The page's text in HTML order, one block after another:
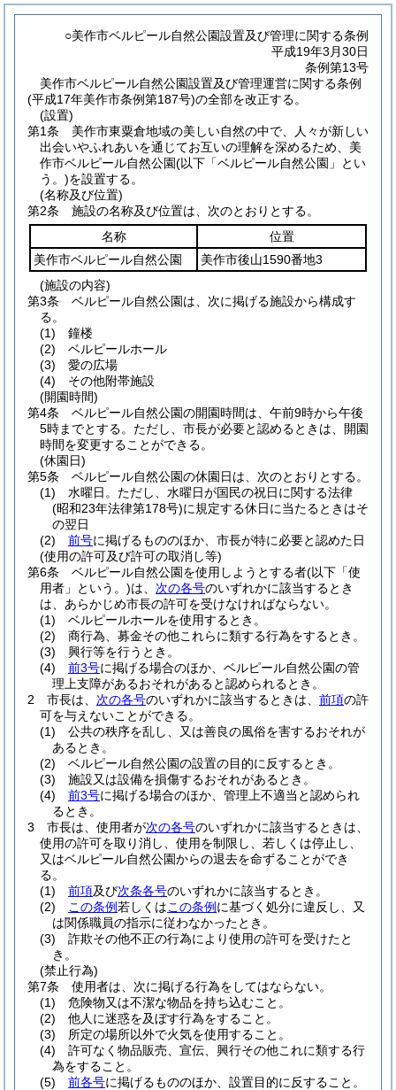
○美作市ベルピール自然公園設置及び管理に関する条例
平成19年3月30日
条例第13号
美作市ベルピール自然公園設置及び管理運営に関する条例
(平成17年美作市条例第187号)の全部を改正する。
(設置)
第1条
美作市東粟倉地域の美しい自然の中で、人々が新しい
出会いやふれあいを通じてお互いの理解を深めるため、美
作市ベルピール自然公園(以下「ベルピール自然公園」とい
う。)を設置する。
(名称及び位置)
第2条
施設の名称及び位置は、次のとおりとする。
名称
位置
美作市ベルピール自然公園
美作市後山1590番地3
(施設の内容)
第3条
ベルピール自然公園は、次に掲げる施設から構成す
る。
(1)
鐘楼
(2)
ベルピールホール
(3)
愛の広場
(4)
その他附帯施設
(開園時間)
第4条
ベルピール自然公園の開園時間は、午前9時から午後
5時までとする。 ただし、市長が必要と認めるときは、開園
時間を変更することができる。
(休園日)
第5条
ベルピール自然公園の休園日は、次のとおりとする。
(1)
水曜日。 ただし、水曜日が国民の祝日に関する法律
(昭和23年法律第178号)に規定する休日に当たるときはそ
の翌日
(2)
前号に掲げるもののほか、市長が特に必要と認めた日
(使用の許可及び許可の取消し等)
第6条
ベルピール自然公園を使用しようとする者(以下「使
用者」という。)は、 次の各号のいずれかに該当するとき
は、あらかじめ市長の許可を受けなければならない。
(1)
ベルピールホールを使用するとき。
(2)
商行為、募金その他これらに類する行為をするとき。
(3)
興行等を行うとき。
(4)
前3号に掲げる場合のほか、ベルピール自然公園の管
理上支障があるおそれがあると認められるとき。
2
市長は、 次の各号のいずれかに該当するときは、 前項の許
可を与えないことができる。
(1)
公共の秩序を乱し、又は善良の風俗を害するおそれが
あるとき。
(2)
ベルピール自然公園の設置の目的に反するとき。
(3)
施設又は設備を損傷するおそれがあるとき。
(4)
前3号に掲げる場合のほか、管理上不適当と認められ
るとき。
3
市長は、使用者が次の各号のいずれかに該当するときは、
使用の許可を取り消し、使用を制限し、若しくは停止し、
又はベルピール自然公園からの退去を命ずることができ
る。
(1)
前項及び次条各号のいずれかに該当するとき。
(2)
この条例若しくはこの条例 に基づく処分に違反し、又
は関係職員の指示に従わなかったとき。
(3)
詐欺その他不正の行為により使用の許可を受けたと
き。
(禁止行為)
第7条
使用者は、次に掲げる行為をしてはならない。
(1)
危険物又は不潔な物品を持ち込むこと。
(2)
他人に迷惑を及ぼす行為をすること。
(3)
所定の場所以外で火気を使用すること。
(4)
許可なく物品販売、宣伝、興行その他これに類する行
為をすること。
(5)
前各号に掲げるもののほか、設置目的に反すること。